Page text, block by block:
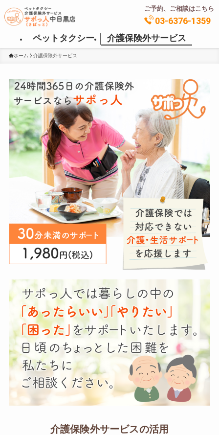
ご予約、ご相談はこちら
03-6376-1359
ペットタクシー 介護保険外サービス
ホーム 介護保険外サービス
介護保険外サービスの活用